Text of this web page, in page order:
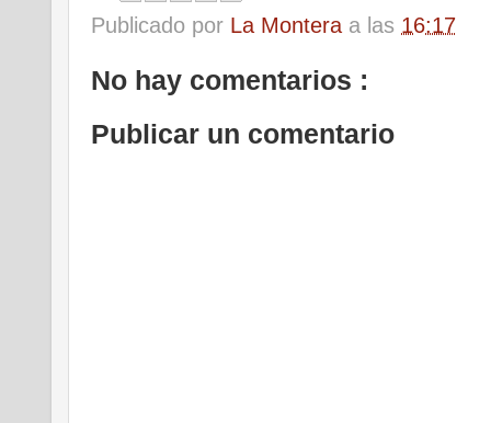
Publicado por La Montera a las 16:17
No hay comentarios :
Publicar un comentario